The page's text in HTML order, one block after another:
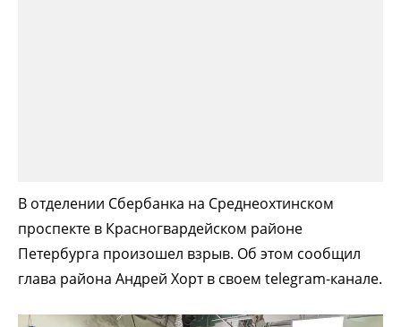
В отделении Сбербанка на Среднеохтинском
проспекте в Красногвардейском районе
Петербурга произошел взрыв. Об этом сообщил
глава района Андрей Хорт в своем telegram-канале.